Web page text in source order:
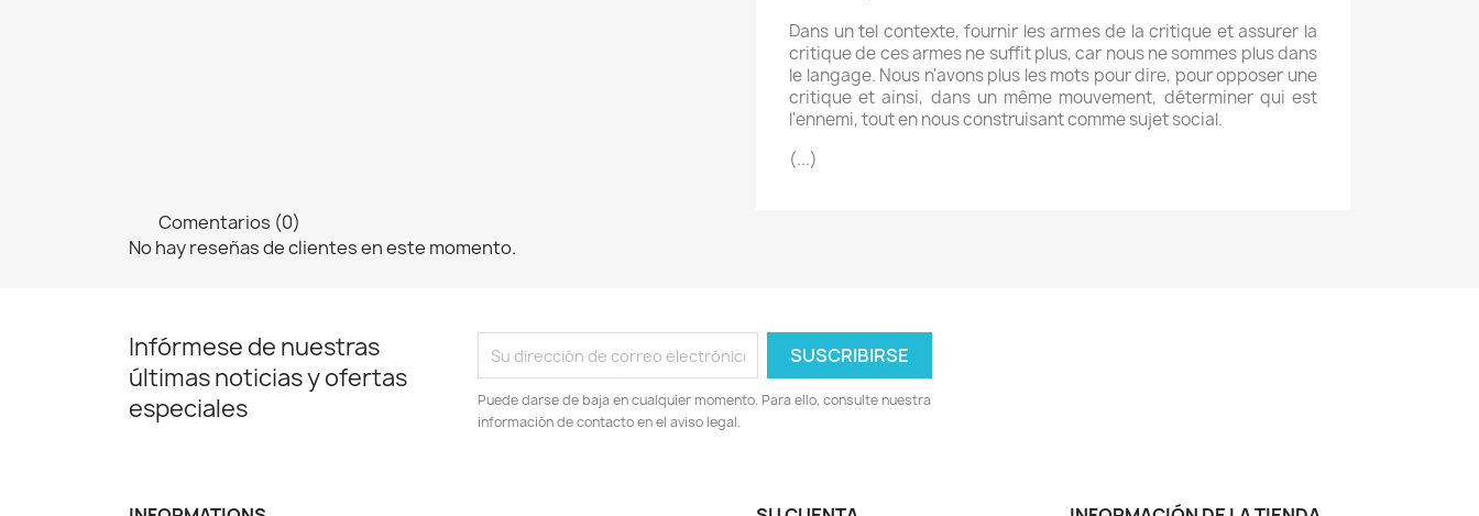
Dans un tel contexte, fournir les armes de la critique et assurer la
critique de ces armes ne suffit plus, car nous ne sommes plus dans
le langage. Nous n'avons plus les mots pour dire, pour opposer une
critique et ainsi, dans un même mouvement, déterminer qui est
l'ennemi, tout en nous construisant comme sujet social.
(...)
Comentarios (0)
No hay reseñas de clientes en este momento.
Infórmese de nuestras
últimas noticias y ofertas
especiales
Puede darse de baja en cualquier momento. Para ello, consulte nuestra
información de contacto en el aviso legal.